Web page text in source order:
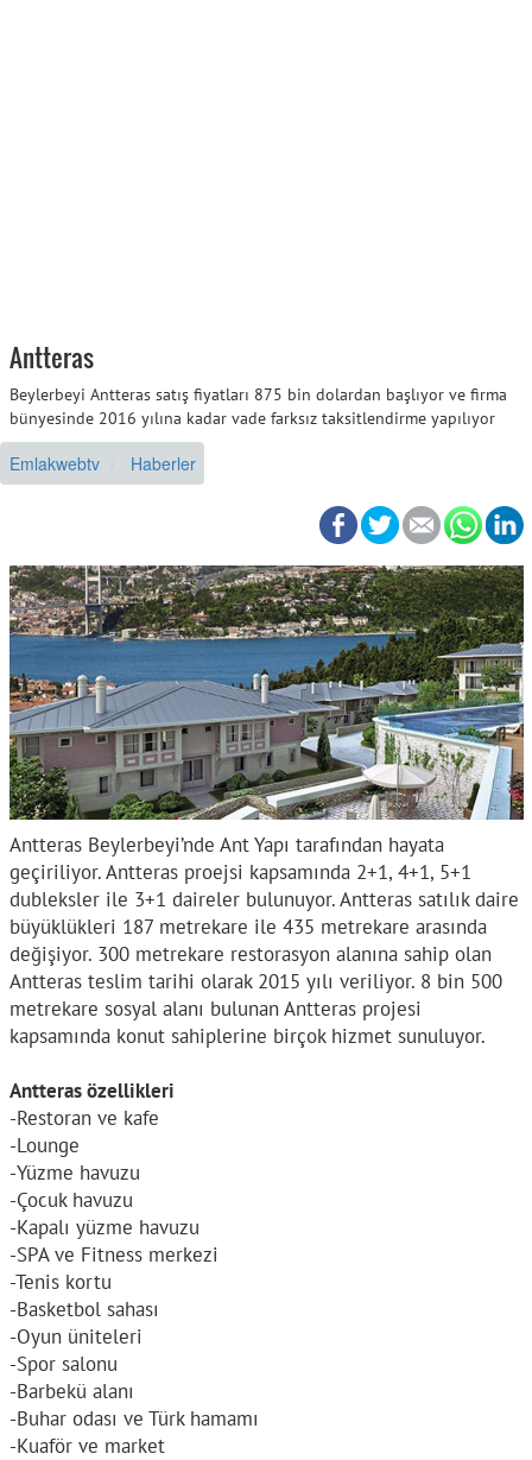
Antteras
Beylerbeyi Antteras satış fiyatları 875 bin dolardan başlıyor ve firma
bünyesinde 2016 yılına kadar vade farksız taksitlendirme yapılıyor
Emlakwebtv Haberler
Antteras Beylerbeyi’nde Ant Yapı tarafından hayata
geçiriliyor. Antteras proejsi kapsamında 2+1, 4+1, 5+1
dubleksler ile 3+1 daireler bulunuyor. Antteras satılık daire
büyüklükleri 187 metrekare ile 435 metrekare arasında
değişiyor. 300 metrekare restorasyon alanına sahip olan
Antteras teslim tarihi olarak 2015 yılı veriliyor. 8 bin 500
metrekare sosyal alanı bulunan Antteras projesi
kapsamında konut sahiplerine birçok hizmet sunuluyor.
Antteras özellikleri
-Restoran ve kafe
-Lounge
-Yüzme havuzu
-Çocuk havuzu
-Kapalı yüzme havuzu
-SPA ve Fitness merkezi
-Tenis kortu
-Basketbol sahası
-Oyun üniteleri
-Spor salonu
-Barbekü alanı
-Buhar odası ve Türk hamamı
-Kuaför ve market